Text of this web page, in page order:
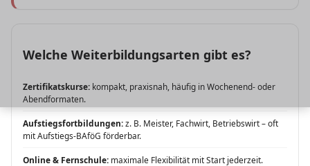
Welche Weiterbildungsarten gibt es?
Zertifikatskurse: kompakt, praxisnah, häufig in Wochenend- oder
Abendformaten.
Aufstiegsfortbildungen:z. B. Meister, Fachwirt, Betriebswirt – oft
mit Aufstiegs-BAföG förderbar.
Online & Fernschule: maximale Flexibilität mit Start jederzeit.